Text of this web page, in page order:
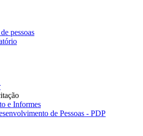
pessoas
e Informes
de Pessoas - PDP